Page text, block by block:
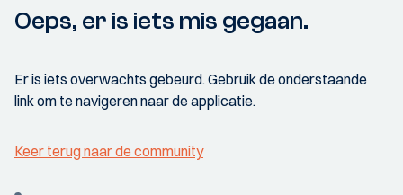
Oeps, er is iets mis gegaan.
Er is iets overwachts gebeurd. Gebruik de onderstaande
link om te navigeren naar de applicatie.
Keer terug naar de community